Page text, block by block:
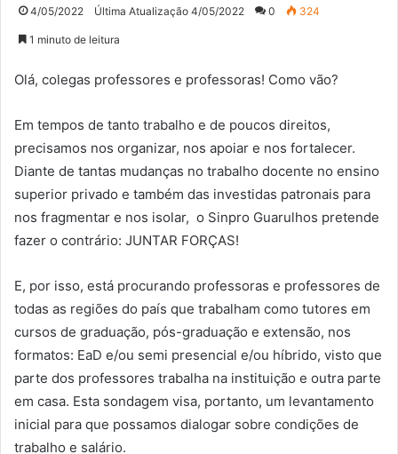
4/05/2022 Última Atualização 4/05/2022 0 324
1 minuto de leitura
Olá, colegas professores e professoras! Como vão?
Em tempos de tanto trabalho e de poucos direitos,
precisamos nos organizar, nos apoiar e nos fortalecer.
Diante de tantas mudanças no trabalho docente no ensino
superior privado e também das investidas patronais para
nos fragmentar e nos isolar, o Sinpro Guarulhos pretende
fazer o contrário: JUNTAR FORÇAS!
E, por isso, está procurando professoras e professores de
todas as regiões do país que trabalham como tutores em
cursos de graduação, pós-graduação e extensão, nos
formatos: EaD e/ou semi presencial e/ou híbrido, visto que
parte dos professores trabalha na instituição e outra parte
em casa. Esta sondagem visa, portanto, um levantamento
inicial para que possamos dialogar sobre condições de
trabalho e salário.